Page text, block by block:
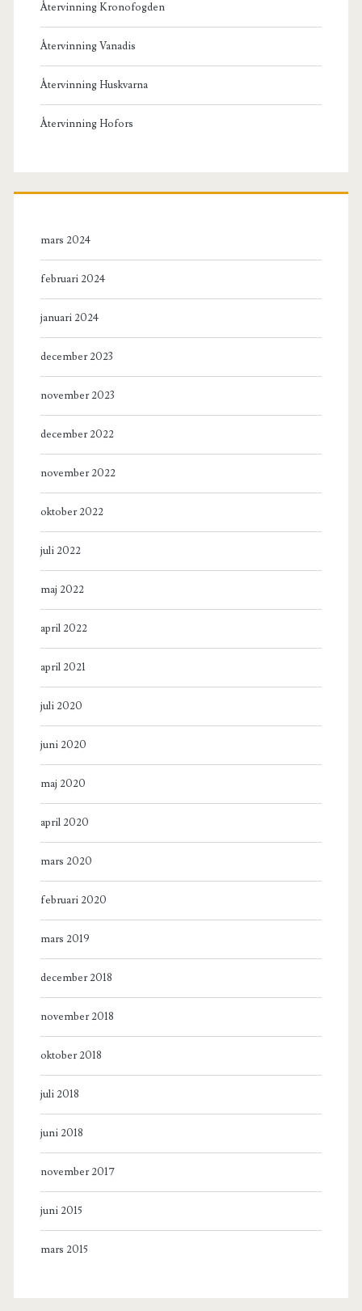
Återvinning Kronofogden
Återvinning Vanadis
Återvinning Huskvarna
Återvinning Hofors
mars 2024
februari 2024
januari 2024
december 2023
november 2023
december 2022
november 2022
oktober 2022
juli 2022
maj 2022
april 2022
april 2021
juli 2020
juni 2020
maj 2020
april 2020
mars 2020
februari 2020
mars 2019
december 2018
november 2018
oktober 2018
juli 2018
juni 2018
november 2017
juni 2015
mars 2015